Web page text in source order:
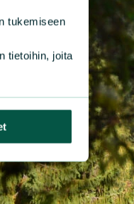
tukemiseen
tietoihin, joita